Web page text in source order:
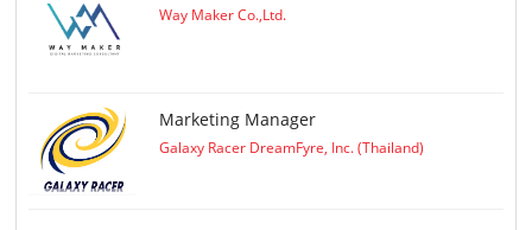
Way Maker Co.,Ltd.
Marketing Manager
Galaxy Racer DreamFyre, Inc. (Thailand)